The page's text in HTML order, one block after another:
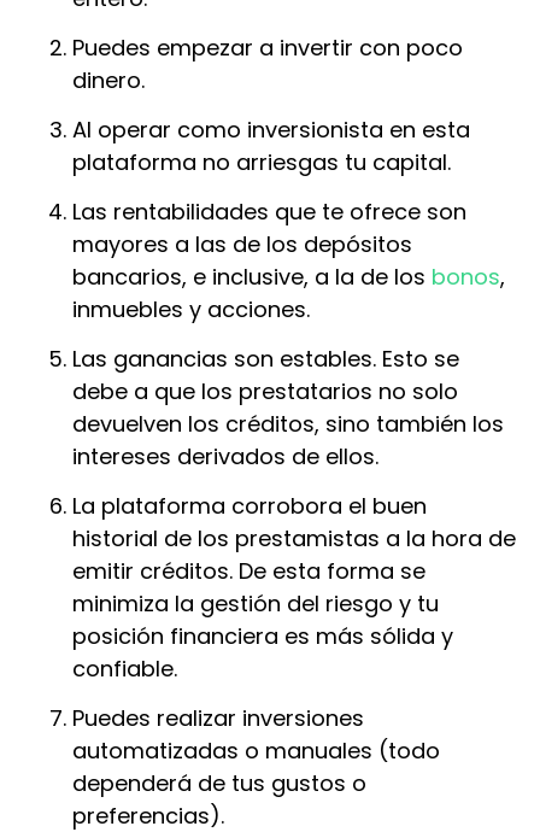
Puedes empezar a invertir con poco
dinero.
Al operar como inversionista en esta
plataforma no arriesgas tu capital.
Las rentabilidades que te ofrece son
mayores a las de los depósitos
bancarios, e inclusive, a la de los bonos,
inmuebles y acciones.
Las ganancias son estables. Esto se
debe a que los prestatarios no solo
devuelven los créditos, sino también los
intereses derivados de ellos.
La plataforma corrobora el buen
historial de los prestamistas a la hora de
emitir créditos. De esta forma se
minimiza la gestión del riesgo y tu
posición financiera es más sólida y
confiable.
Puedes realizar inversiones
automatizadas o manuales (todo
dependerá de tus gustos o
preferencias).